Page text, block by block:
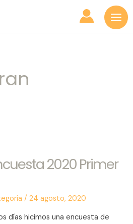
2020 Primer
/24 agosto, 2020
días hicimos una encuesta de